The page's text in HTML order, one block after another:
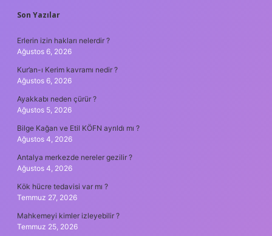
SIDEBAR
Son Yazılar
Erlerin izin hakları nelerdir ?
Ağustos 6, 2026
Kur’an-ı Kerim kavramı nedir ?
Ağustos 6, 2026
Ayakkabı neden çürür ?
Ağustos 5, 2026
Bilge Kağan ve Etil KÖFN ayrıldı mı ?
Ağustos 4, 2026
Antalya merkezde nereler gezilir ?
Ağustos 4, 2026
Kök hücre tedavisi var mı ?
Temmuz 27, 2026
Mahkemeyi kimler izleyebilir ?
Temmuz 25, 2026